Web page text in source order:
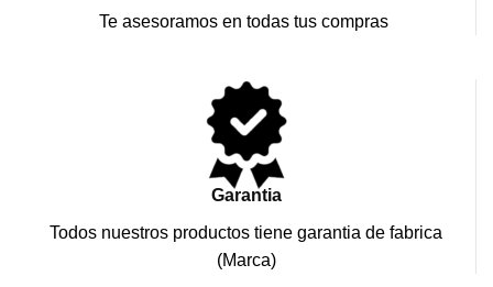
Te asesoramos en todas tus compras
Garantia
Todos nuestros productos tiene garantia de fabrica
(Marca)